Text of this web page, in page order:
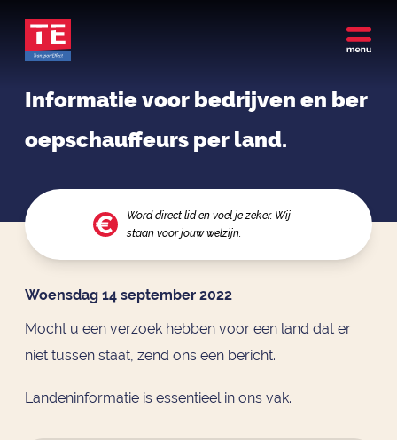
Informatie voor bedrijven en ber
oepschauffeurs per land.
Word direct lid en voel je zeker. Wij
staan voor jouw welzijn.
Woensdag 14 september 2022
Mocht u een verzoek hebben voor een land dat er
niet tussen staat, zend ons een bericht.
Landeninformatie is essentieel in ons vak.